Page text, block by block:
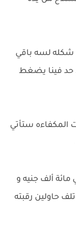
شكله لسه باقي
حد فينا يضغط
ستأتي
ألف جنيه و
حاولين رقبته